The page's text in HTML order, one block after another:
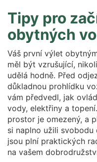
Tipy pro
obytných
Váš první výlet
měl být vzrušující,
udělá hodně. Před
důkladnou prohlídku
vám předvedl, jak
vody, elektřiny a
prostor je omezený, a
si naplno užili svobodu
jsou plní praktických
na vašem